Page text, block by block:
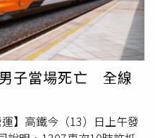
補人數，使有限的空運資源
費者享有公平取得搭乘機
準備，本次修正公告生效日
日程，定於今年3月9日生
民航局將督導航空公司加
票前詳閱機票使用規定，
正亦將航空公司原本內部已
子當場死亡 全線
】高鐵今（13）日上午發